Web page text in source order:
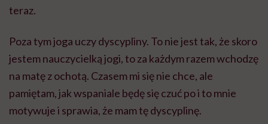
teraz.
Poza tym joga uczy dyscypliny. To nie jest tak, że skoro
jestem nauczycielką jogi, to za każdym razem wchodzę
na matę z ochotą. Czasem mi się nie chce, ale
pamiętam, jak wspaniale będę się czuć po i to mnie
motywuje i sprawia, że mam tę dyscyplinę.